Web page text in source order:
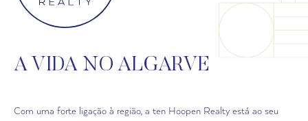
A VIDA NO ALGARVE
Com uma forte ligação à região, a ten Hoopen Realty está ao seu